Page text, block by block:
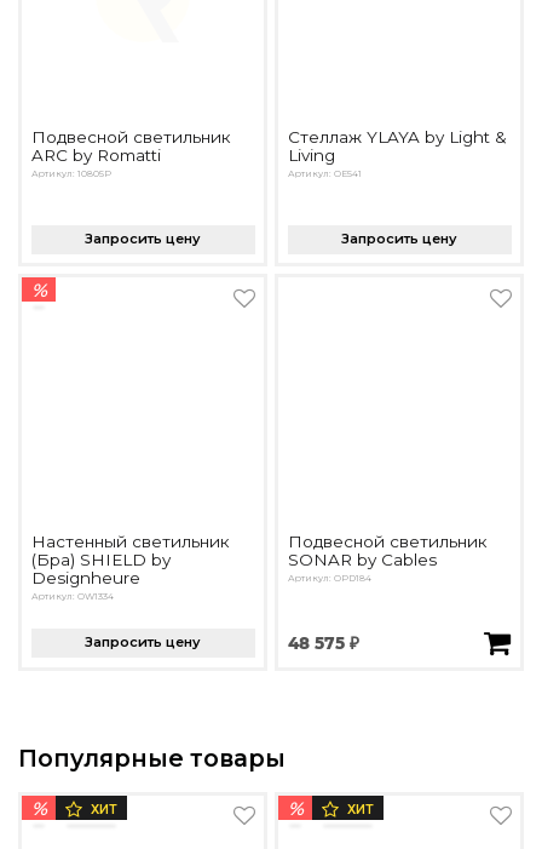
Подвесной светильник
ARC by Romatti
Артикул: 10805P
Запросить цену
Стеллаж YLAYA by Light &
Living
Артикул: OE541
Запросить цену
%
Настенный светильник
(Бра) SHIELD by
Designheure
Артикул: OW1334
Запросить цену
Подвесной светильник
SONAR by Cables
Артикул: OPD184
48 575 ₽
Популярные товары
% ХИТ % ХИТ